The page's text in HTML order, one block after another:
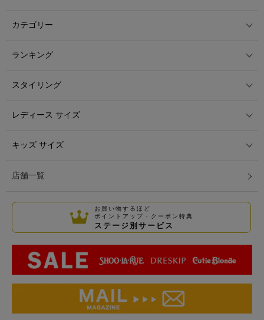
カテゴリー
ランキング
スタイリング
レディース サイズ
キッズ サイズ
店舗一覧
お買い物するほど
ポイントアップ・クーポン特典
ステージ別サービス